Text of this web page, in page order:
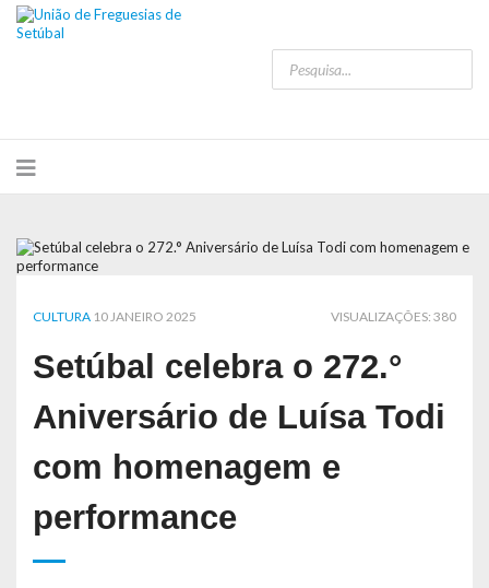
CULTURA 10 JANEIRO 2025 VISUALIZAÇÕES: 380
Setúbal celebra o 272.°
Aniversário de Luísa Todi
com homenagem e
performance